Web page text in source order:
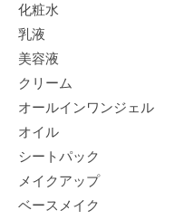
化粧水
乳液
美容液
クリーム
オールインワンジェル
オイル
シートパック
メイクアップ
ベースメイク